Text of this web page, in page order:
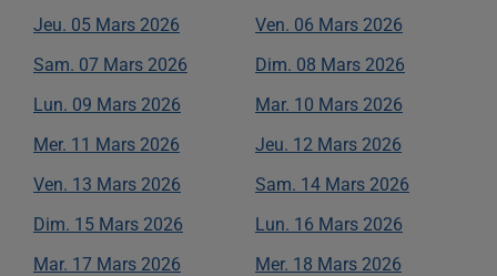
Jeu. 05 Mars 2026 Ven. 06 Mars 2026
Sam. 07 Mars 2026 Dim. 08 Mars 2026
Lun. 09 Mars 2026 Mar. 10 Mars 2026
Mer. 11 Mars 2026 Jeu. 12 Mars 2026
Ven. 13 Mars 2026 Sam. 14 Mars 2026
Dim. 15 Mars 2026 Lun. 16 Mars 2026
Mar. 17 Mars 2026 Mer. 18 Mars 2026